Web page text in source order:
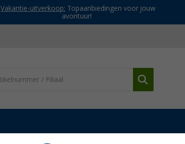
Vakantie-uitverkoop: Topaanbiedingen voor jouw
avontuur!